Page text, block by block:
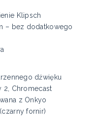
Klipsch
– bez dodatkowego
dźwięku
2, Chromecast
z Onkyo
fornir)